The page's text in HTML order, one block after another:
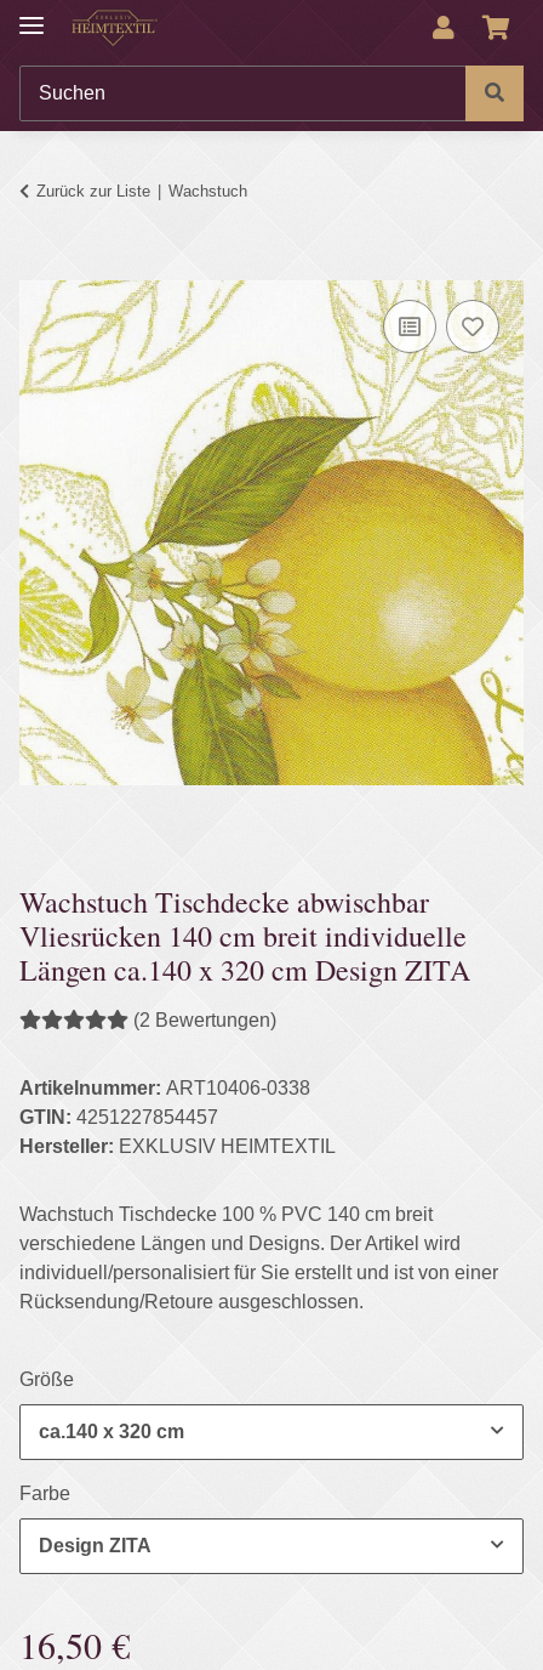
Zurück zur Liste Wachstuch
Wachstuch Tischdecke abwischbar
Vliesrücken 140 cm breit individuelle
Längen ca.140 x 320 cm Design ZITA
(2 Bewertungen)
Artikelnummer: ART10406-0338
GTIN: 4251227854457
Hersteller: EXKLUSIV HEIMTEXTIL
Wachstuch Tischdecke 100 % PVC 140 cm breit
verschiedene Längen und Designs. Der Artikel wird
individuell/personalisiert für Sie erstellt und ist von einer
Rücksendung/Retoure ausgeschlossen.
Größe
ca.140 x 320 cm
Farbe
Design ZITA
16,50 €